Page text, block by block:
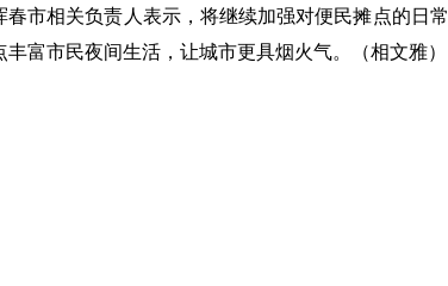
春市相关负责人表示，将继续加强对便民摊点的日
丰富市民夜间生活，让城市更具烟火气。（相文雅）